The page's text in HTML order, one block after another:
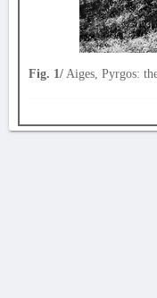
Fig. 1/ Aiges, Pyrgos: